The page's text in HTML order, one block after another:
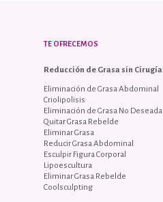
TE OFRECEMOS
Reducción de Grasa sin Cirugía
Eliminación de Grasa Abdominal
Criolipolisis
Eliminación de Grasa No Deseada
Quitar Grasa Rebelde
Eliminar Grasa
Reducir Grasa Abdominal
Esculpir Figura Corporal
Lipoescultura
Eliminar Grasa Rebelde
Coolsculpting